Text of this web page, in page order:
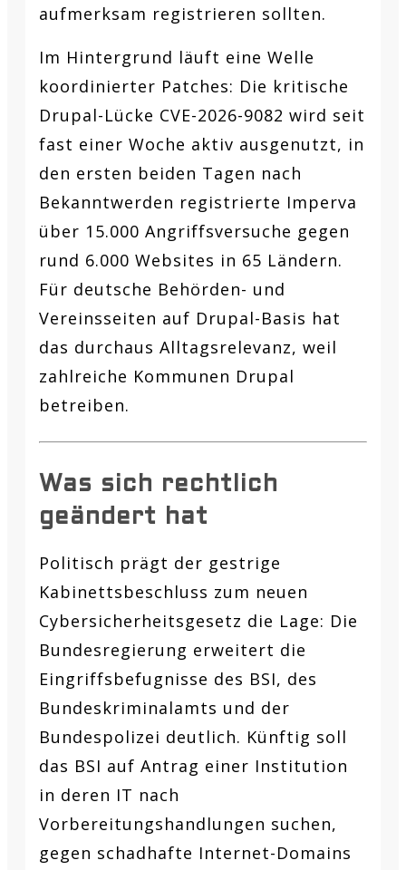
aufmerksam registrieren sollten.
Im Hintergrund läuft eine Welle
koordinierter Patches: Die kritische
Drupal-Lücke CVE-2026-9082 wird seit
fast einer Woche aktiv ausgenutzt, in
den ersten beiden Tagen nach
Bekanntwerden registrierte Imperva
über 15.000 Angriffsversuche gegen
rund 6.000 Websites in 65 Ländern.
Für deutsche Behörden- und
Vereinsseiten auf Drupal-Basis hat
das durchaus Alltagsrelevanz, weil
zahlreiche Kommunen Drupal
betreiben.
Was sich rechtlich
geändert hat
Politisch prägt der gestrige
Kabinettsbeschluss zum neuen
Cybersicherheitsgesetz die Lage: Die
Bundesregierung erweitert die
Eingriffsbefugnisse des BSI, des
Bundeskriminalamts und der
Bundespolizei deutlich. Künftig soll
das BSI auf Antrag einer Institution
in deren IT nach
Vorbereitungshandlungen suchen,
gegen schadhafte Internet-Domains